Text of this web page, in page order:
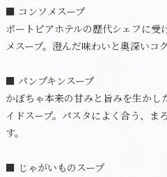
■ コンソメスープ
ポートピアホテルの歴代シェフに受
メスープ。澄んだ味わいと奥深いコ
■ パンプキンスープ
かぼちゃ本来の甘みと旨みを生かし
イドスープ。パスタによく合う、ま
す。
■ じゃがいものスープ